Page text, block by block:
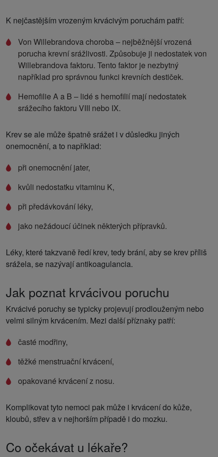
K nejčastějším vrozeným krvácivým poruchám patří:
Von Willebrandova choroba – nejběžnější vrozená
porucha krevní srážlivosti. Způsobuje ji nedostatek von
Willebrandova faktoru. Tento faktor je nezbytný
například pro správnou funkci krevních destiček.
Hemofilie A a B – lidé s hemofilií mají nedostatek
srážecího faktoru VIII nebo IX.
Krev se ale může špatně srážet i v důsledku jiných
onemocnění, a to například:
při onemocnění jater,
kvůli nedostatku vitaminu K,
při předávkování léky,
jako nežádoucí účinek některých přípravků.
Léky, které takzvaně ředí krev, tedy brání, aby se krev příliš
srážela, se nazývají antikoagulancia.
Jak poznat krvácivou poruchu
Krvácivé poruchy se typicky projevují prodlouženým nebo
velmi silným krvácením. Mezi další příznaky patří:
časté modřiny,
těžké menstruační krvácení,
opakované krvácení z nosu.
Komplikovat tyto nemoci pak může i krvácení do kůže,
kloubů, střev a v nejhorším případě i do mozku.
Co očekávat u lékaře?